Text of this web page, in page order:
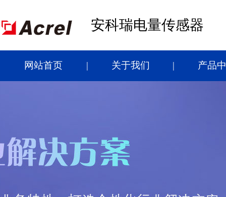
安科瑞电量传感器
网站首页 关于我们 产品